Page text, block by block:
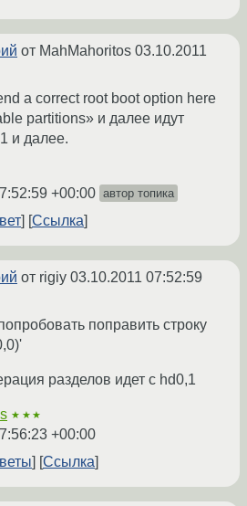
от MahMahoritos 03.10.2011
a correct root boot option here
partitions» и далее идут
и далее.
+00:00 автор топика
Ссылка
от rigiy 03.10.2011 07:52:59
поправить строку
разделов идет с hd0,1
★★★
+00:00
Ссылка